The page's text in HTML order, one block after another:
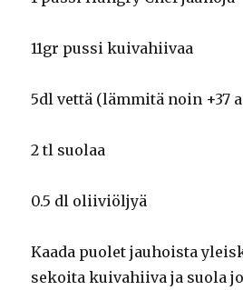
11gr pussi kuivahiivaa
5dl vettä (lämmitä noin +37
2 tl suolaa
0.5 dl oliiviöljyä
Kaada puolet jauhoista
sekoita kuivahiiva ja suola